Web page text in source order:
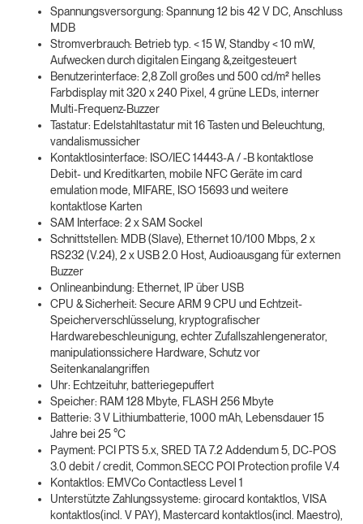
Spannungsversorgung: Spannung 12 bis 42 V DC, Anschluss
MDB
Stromverbrauch: Betrieb typ. < 15 W, Standby < 10 mW,
Aufwecken durch digitalen Eingang &,zeitgesteuert
Benutzerinterface: 2,8 Zoll großes und 500 cd/m² helles
Farbdisplay mit 320 x 240 Pixel, 4 grüne LEDs, interner
Multi-Frequenz-Buzzer
Tastatur: Edelstahltastatur mit 16 Tasten und Beleuchtung,
vandalismussicher
Kontaktlosinterface: ISO/IEC 14443-A / -B kontaktlose
Debit- und Kreditkarten, mobile NFC Geräte im card
emulation mode, MIFARE, ISO 15693 und weitere
kontaktlose Karten
SAM Interface: 2 x SAM Sockel
Schnittstellen: MDB (Slave), Ethernet 10/100 Mbps, 2 x
RS232 (V.24), 2 x USB 2.0 Host, Audioausgang für externen
Buzzer
Onlineanbindung: Ethernet, IP über USB
CPU & Sicherheit: Secure ARM 9 CPU und Echtzeit-
Speicherverschlüsselung, kryptografischer
Hardwarebeschleunigung, echter Zufallszahlengenerator,
manipulationssichere Hardware, Schutz vor
Seitenkanalangriffen
Uhr: Echtzeituhr, batteriegepuffert
Speicher: RAM 128 Mbyte, FLASH 256 Mbyte
Batterie: 3 V Lithiumbatterie, 1000 mAh, Lebensdauer 15
Jahre bei 25 °C
Payment: PCI PTS 5.x, SRED TA 7.2 Addendum 5, DC-POS
3.0 debit / credit, Common.SECC POI Protection profile V.4
Kontaktlos: EMVCo Contactless Level 1
Unterstützte Zahlungssysteme: girocard kontaktlos, VISA
kontaktlos(incl. V PAY), Mastercard kontaktlos(incl. Maestro),